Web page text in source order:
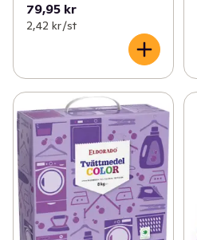
79,95 kr
2,42 kr /st